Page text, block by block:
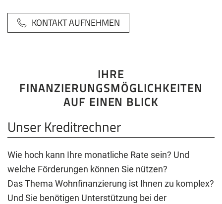
KONTAKT AUFNEHMEN
IHRE
FINANZIERUNGSMÖGLICHKEITEN
AUF EINEN BLICK
Unser Kreditrechner
Wie hoch kann Ihre monatliche Rate sein? Und
welche Förderungen können Sie nützen?
Das Thema Wohnfinanzierung ist Ihnen zu komplex?
Und Sie benötigen Unterstützung bei der